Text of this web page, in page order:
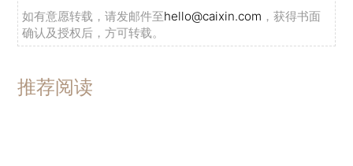
如有意愿转载，请发邮件至hello@caixin.com ，获得书面
确认及授权后，方可转载。
推荐阅读